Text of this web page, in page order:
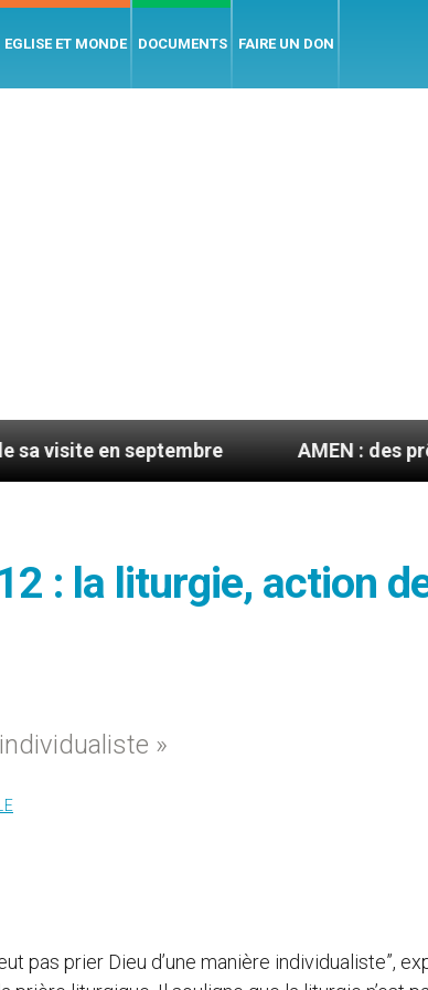
EGLISE ET MONDE DOCUMENTS FAIRE UN DON
septembre AMEN : des prêtres à
: la liturgie, action
»
pas prier Dieu d’une manière individualiste”,